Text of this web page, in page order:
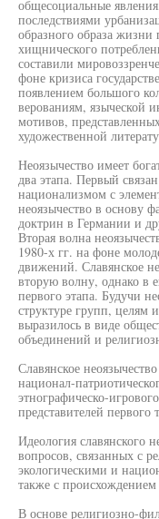
общесоциальные
последствиями
образного образа жизни
хищнического
составили
фоне кризиса
появлением большого
верованиям, языческой
мотивов,
художественной
Неоязычество имеет
два этапа. Первый
национализмом с
неоязычество в основу
доктрин в Германии и
Вторая волна
1980-х гг. на фоне
движений. Славянское
вторую волну, однако в
первого этапа. Будучи
структуре групп, целям
выразилось в виде
объединений и
Славянское
национал-
этнографическо-
представителей первого
Идеология славянского
вопросов, связанных с
экологическими и
также с
В основе религиозно-